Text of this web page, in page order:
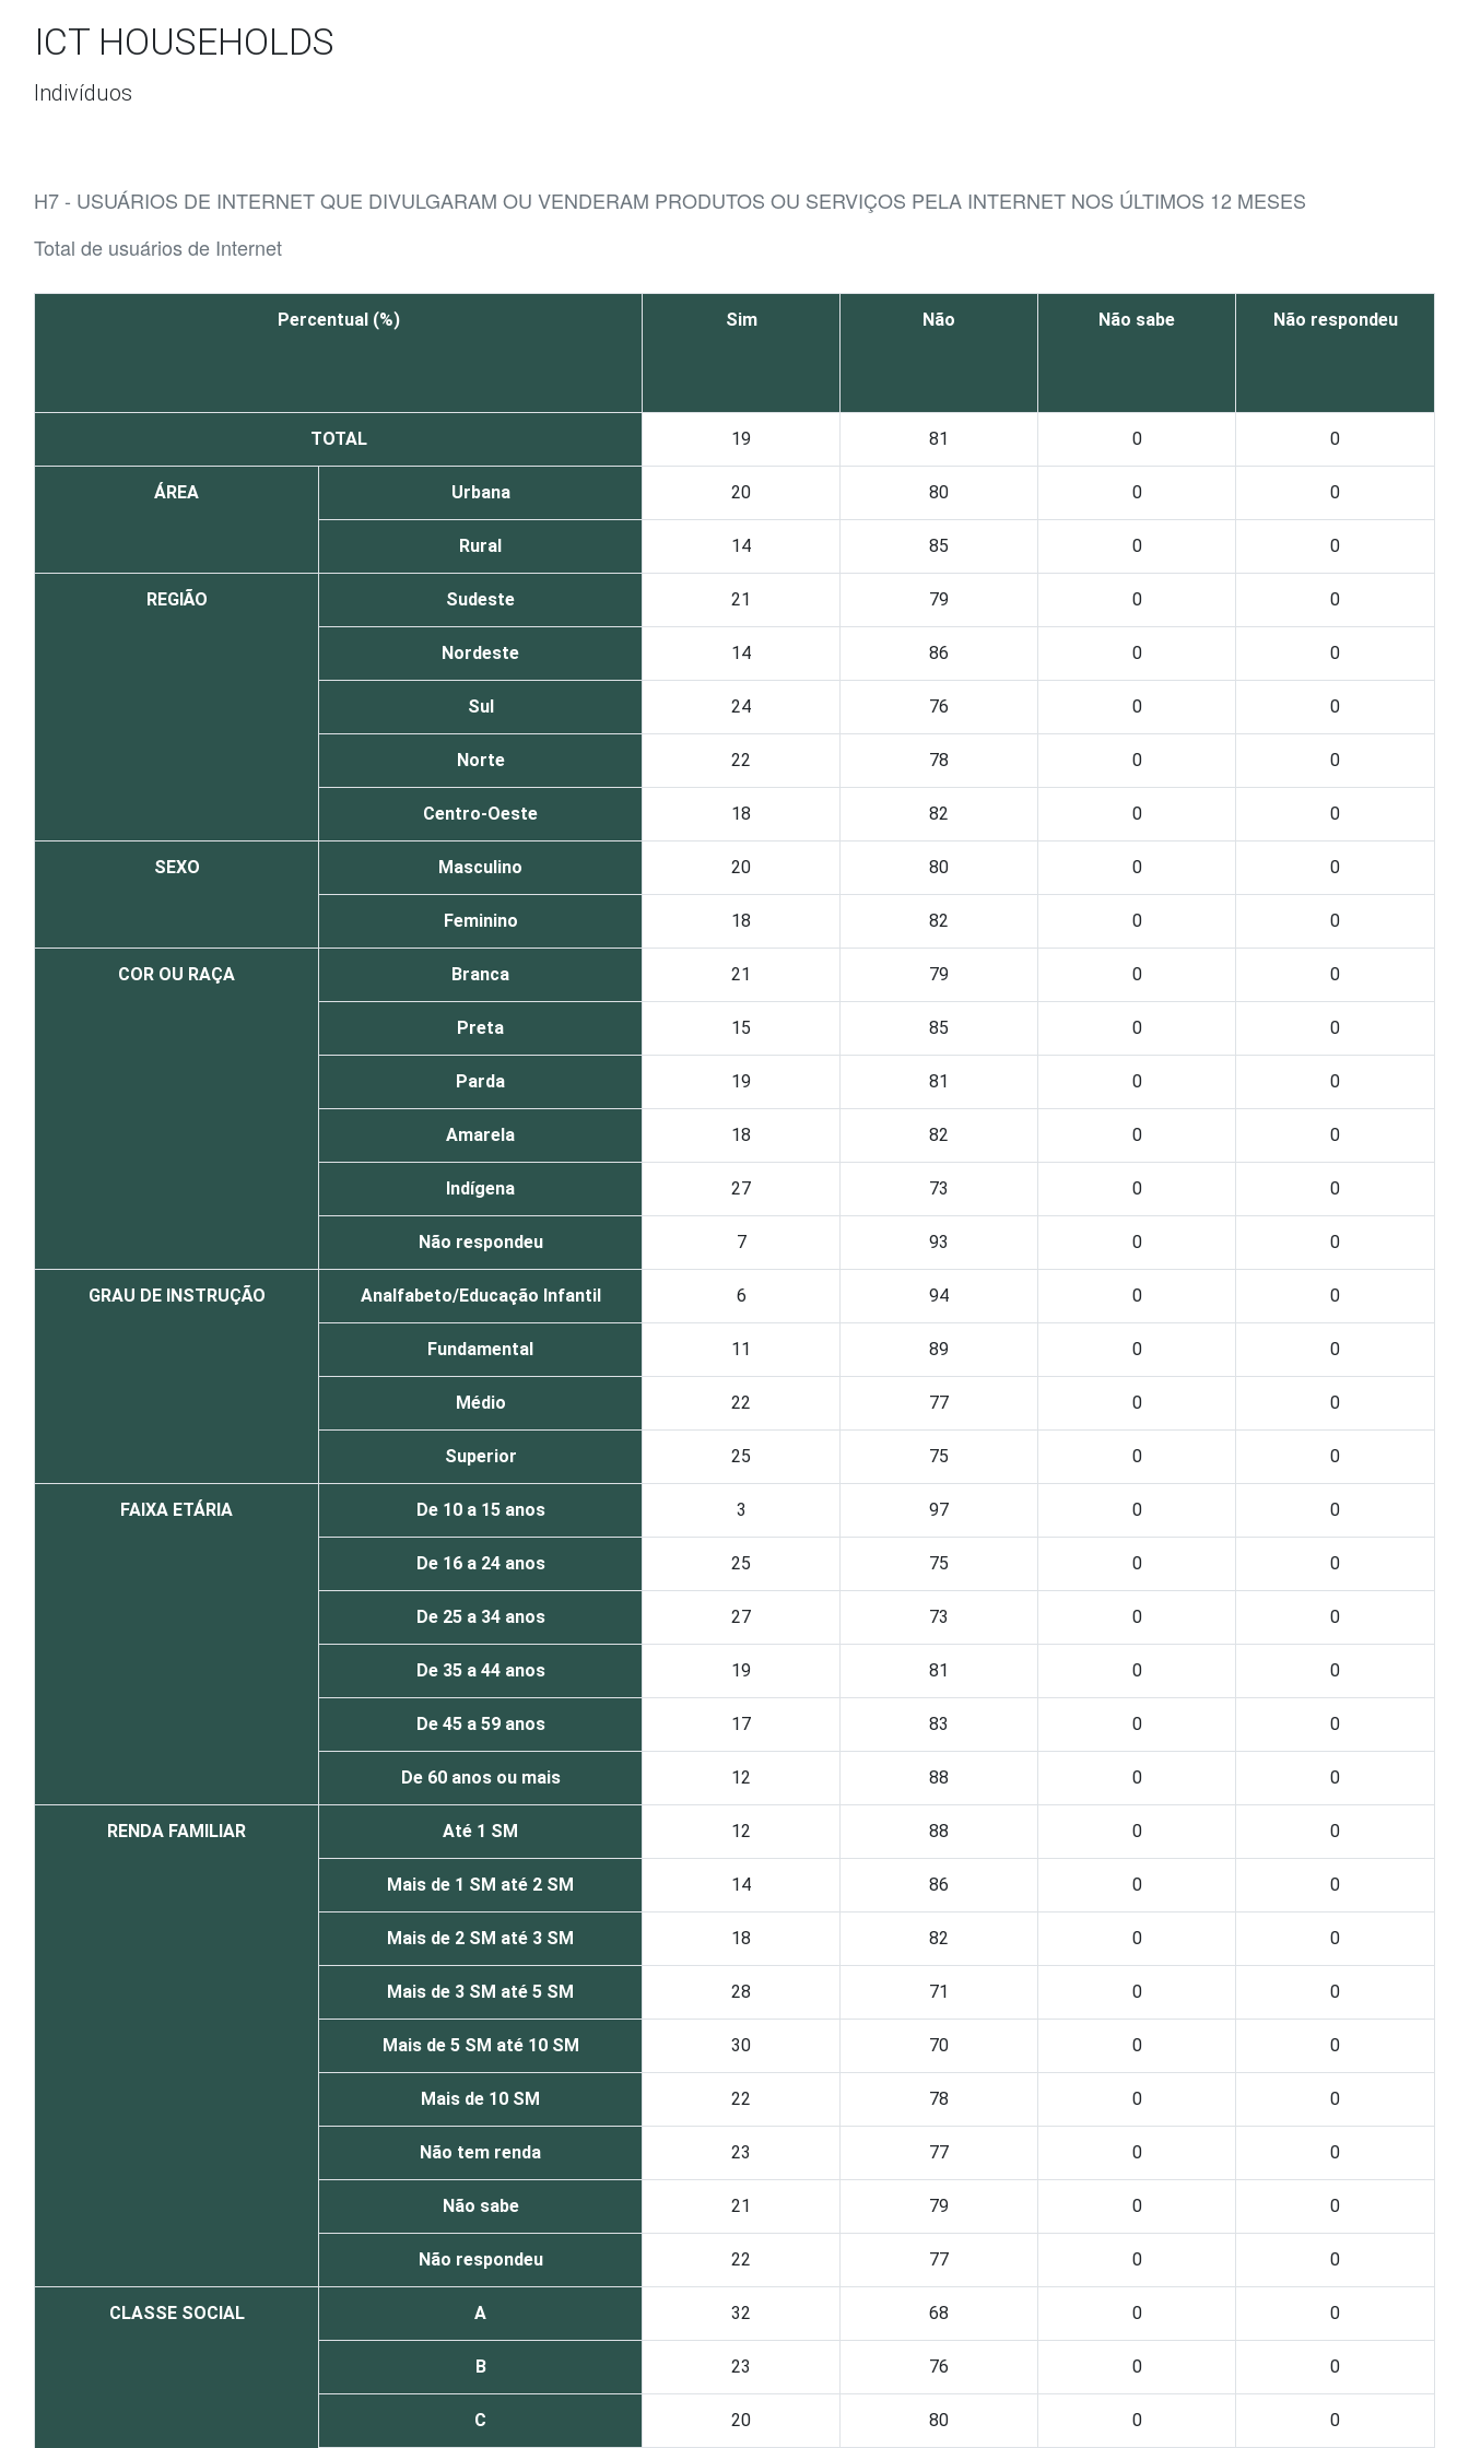
ICT HOUSEHOLDS
Indivíduos
H7 - USUÁRIOS DE INTERNET QUE DIVULGARAM OU VENDERAM PRODUTOS OU SERVIÇOS PELA INTERNET NOS ÚLTIMOS 12 MESES
Total de usuários de Internet
Percentual (%) Sim Não Não sabe Não respondeu
TOTAL 19 81 0 0
ÁREA Urbana 20 80 0 0
Rural 14 85 0 0
REGIÃO Sudeste 21 79 0 0
Nordeste 14 86 0 0
Sul 24 76 0 0
Norte 22 78 0 0
Centro-Oeste 18 82 0 0
SEXO Masculino 20 80 0 0
Feminino 18 82 0 0
COR OU RAÇA Branca 21 79 0 0
Preta 15 85 0 0
Parda 19 81 0 0
Amarela 18 82 0 0
Indígena 27 73 0 0
Não respondeu 7 93 0 0
GRAU DE INSTRUÇÃO Analfabeto/Educação Infantil 6 94 0 0
Fundamental 11 89 0 0
Médio 22 77 0 0
Superior 25 75 0 0
FAIXA ETÁRIA De 10 a 15 anos 3 97 0 0
De 16 a 24 anos 25 75 0 0
De 25 a 34 anos 27 73 0 0
De 35 a 44 anos 19 81 0 0
De 45 a 59 anos 17 83 0 0
De 60 anos ou mais 12 88 0 0
RENDA FAMILIAR Até 1 SM 12 88 0 0
Mais de 1 SM até 2 SM 14 86 0 0
Mais de 2 SM até 3 SM 18 82 0 0
Mais de 3 SM até 5 SM 28 71 0 0
Mais de 5 SM até 10 SM 30 70 0 0
Mais de 10 SM 22 78 0 0
Não tem renda 23 77 0 0
Não sabe 21 79 0 0
Não respondeu 22 77 0 0
CLASSE SOCIAL A 32 68 0 0
B 23 76 0 0
C 20 80 0 0